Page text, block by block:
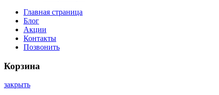
Главная страница
Блог
Акции
Контакты
Позвонить
Корзина
закрыть